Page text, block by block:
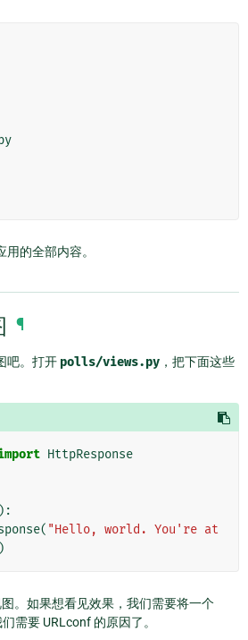
的全部内容。
¶
吧。打开 polls/views.py ，把下面这些
HttpResponse
):
( "Hello, world. You're at
)
。如果想看见效果，我们需要将一个
需要 URLconf 的原因了。